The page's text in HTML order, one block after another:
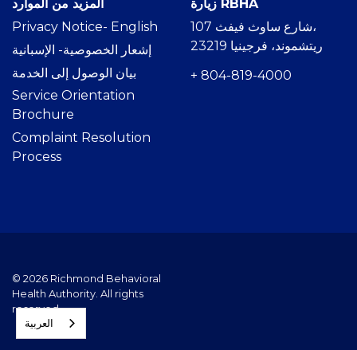
المزيد من الموارد
Privacy Notice- English
إشعار الخصوصية- الإسبانية
بيان الوصول إلى الخدمة
Service Orientation
Brochure
Complaint Resolution
Process
زيارة RBHA
107 شارع ساوث فيفث،
ريتشموند، فرجينيا 23219
+ 804-819-4000
© 2026 Richmond Behavioral
Health Authority. All rights
reserved.
العربية‏